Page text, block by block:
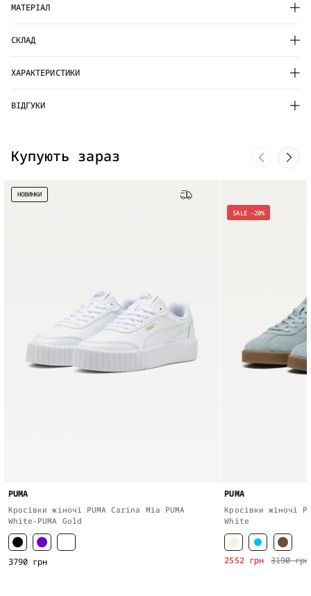
МАТЕРІАЛ
СКЛАД
ХАРАКТЕРИСТИКИ
ВІДГУКИ
Купують зараз
НОВИНКИ
PUMA
Кросівки жіночі PUMA Carina Mia PUMA
White-PUMA Gold
3790 грн
SALE -20%
PUMA
Кросівки жіночі
White
3190 грн
2552 грн